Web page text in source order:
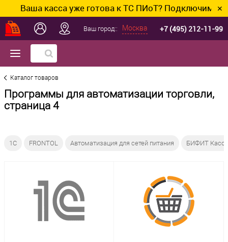
касса уже готова к ТС ПИоТ? Подключим и ✕
Ваш город:: Москва +7 (495) 212-11-99
Каталог товаров
Программы для автоматизации торговли,
страница 4
1C FRONTOL Автоматизация для сетей питания БИФИТ Касса